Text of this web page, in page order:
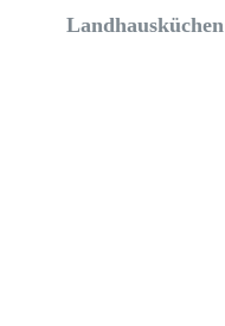
Landhausküchen